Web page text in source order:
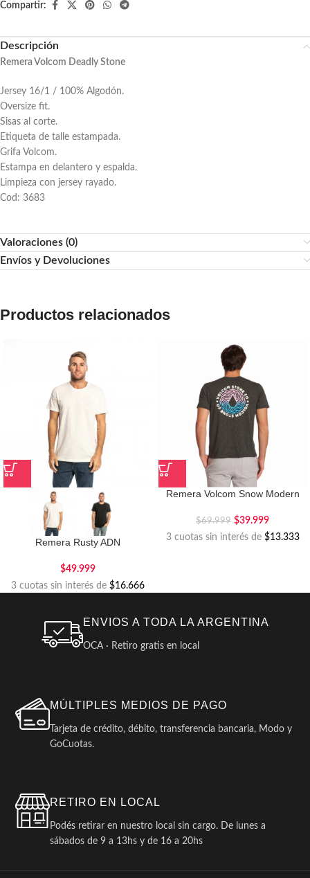
Compartir:
Descripción
Remera Volcom Deadly Stone
Jersey 16/1 / 100% Algodón.
Oversize fit.
Sisas al corte.
Etiqueta de talle estampada.
Grifa Volcom.
Estampa en delantero y espalda.
Limpieza con jersey rayado.
Cod: 3683
Valoraciones (0)
Envíos y Devoluciones
Productos relacionados
Remera Rusty ADN
$49.999
3 cuotas sin interés de $16.666
Remera Volcom Snow Modern
$69.999 $39.999
3 cuotas sin interés de $13.333
ENVIOS A TODA LA ARGENTINA
OCA · Retiro gratis en local
MÚLTIPLES MEDIOS DE PAGO
Tarjeta de crédito, débito, transferencia bancaria, Modo y
GoCuotas.
RETIRO EN LOCAL
Podés retirar en nuestro local sin cargo. De lunes a
sábados de 9 a 13hs y de 16 a 20hs